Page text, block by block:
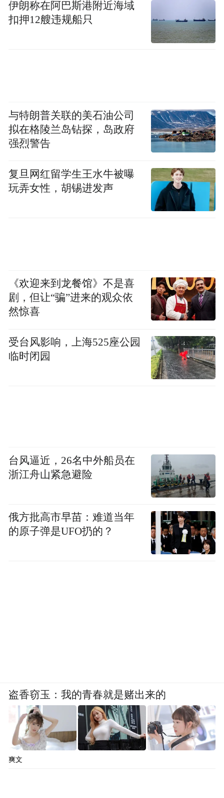
伊朗称在阿巴斯港附近海域
扣押12艘违规船只
与特朗普关联的美石油公司
拟在格陵兰岛钻探，岛政府
强烈警告
复旦网红留学生王水牛被曝
玩弄女性，胡锡进发声
《欢迎来到龙餐馆》不是喜
剧，但让“骗”进来的观众依
然惊喜
受台风影响，上海525座公园
临时闭园
台风逼近，26名中外船员在
浙江舟山紧急避险
俄方批高市早苗：难道当年
的原子弹是UFO扔的？
盗香窃玉：我的青春就是赌出来的
爽文